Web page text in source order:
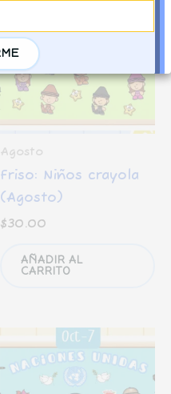
Agosto
Friso: Niños crayola
(Agosto)
$30.00
AÑADIR AL
CARRITO